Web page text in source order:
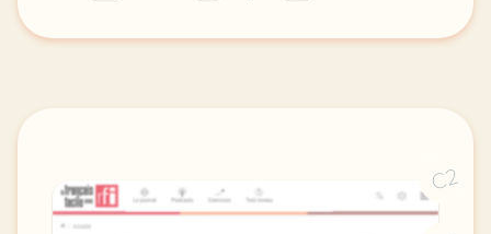
exercice b2 les volontaires des jeux olympiques
C2